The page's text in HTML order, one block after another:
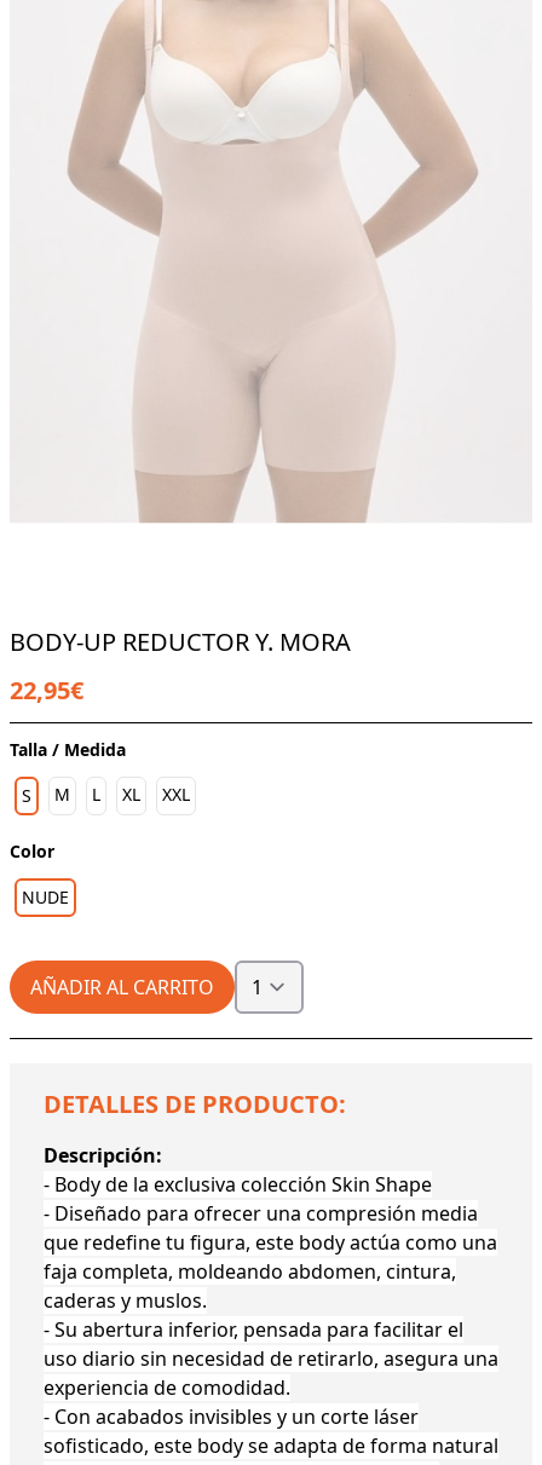
BODY-UP REDUCTOR Y. MORA
22,95€
Talla / Medida
S
M L XL XXL
Color
NUDE
AÑADIR AL CARRITO
DETALLES DE PRODUCTO:
Descripción:
- Body de la exclusiva colección Skin Shape
- Diseñado para ofrecer una compresión media
que redefine tu figura, este body actúa como una
faja completa, moldeando abdomen, cintura,
caderas y muslos.
- Su abertura inferior, pensada para facilitar el
uso diario sin necesidad de retirarlo, asegura una
experiencia de comodidad.
- Con acabados invisibles y un corte láser
sofisticado, este body se adapta de forma natural